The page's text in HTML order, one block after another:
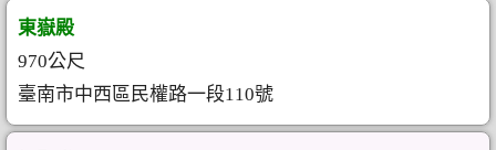
東嶽殿
970公尺
臺南市中西區民權路一段110號